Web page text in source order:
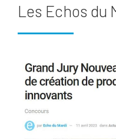
Les Echos du